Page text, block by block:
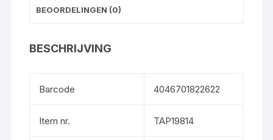
BEOORDELINGEN (0)
BESCHRIJVING
Barcode 4046701822622
Item nr. TAP19814